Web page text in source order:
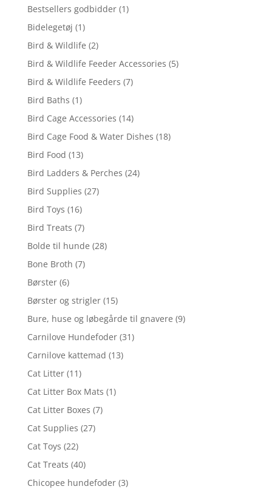
Bestsellers godbidder (1)
Bidelegetøj (1)
Bird & Wildlife (2)
Bird & Wildlife Feeder Accessories (5)
Bird & Wildlife Feeders (7)
Bird Baths (1)
Bird Cage Accessories (14)
Bird Cage Food & Water Dishes (18)
Bird Food (13)
Bird Ladders & Perches (24)
Bird Supplies (27)
Bird Toys (16)
Bird Treats (7)
Bolde til hunde (28)
Bone Broth (7)
Børster (6)
Børster og strigler (15)
Bure, huse og løbegårde til gnavere (9)
Carnilove Hundefoder (31)
Carnilove kattemad (13)
Cat Litter (11)
Cat Litter Box Mats (1)
Cat Litter Boxes (7)
Cat Supplies (27)
Cat Toys (22)
Cat Treats (40)
Chicopee hundefoder (3)